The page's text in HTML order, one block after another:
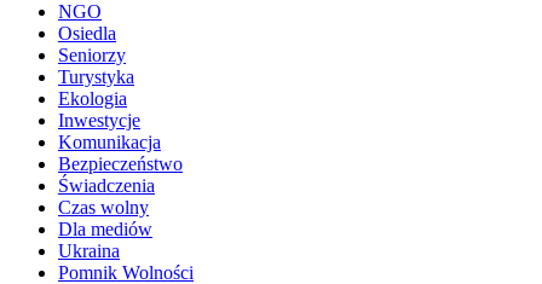
NGO
Osiedla
Seniorzy
Turystyka
Ekologia
Inwestycje
Komunikacja
Bezpieczeństwo
Świadczenia
Czas wolny
Dla mediów
Ukraina
Pomnik Wolności